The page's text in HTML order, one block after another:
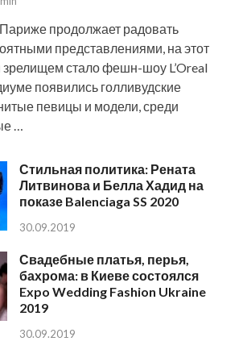
продолжает радовать
представлениями, на этот
стало фешн-шоу L’Oreal
появились голливудские
певицы и модели, среди
…
Стильная политика: Рената
Литвинова и Белла Хадид на
показе Balenciaga SS 2020
30.09.2019
Свадебные платья, перья,
бахрома: в Киеве состоялся
Expo Wedding Fashion Ukraine
2019
30.09.2019